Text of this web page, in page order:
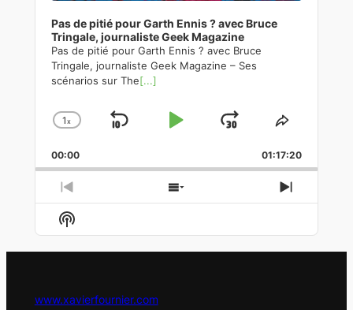
Pas de pitié pour Garth Ennis ? avec Bruce
Tringale, journaliste Geek Magazine
Pas de pitié pour Garth Ennis ? avec Bruce
Tringale, journaliste Geek Magazine – Ses
scénarios sur The[...]
Change
Rate
1x
Skip
Play
Jump
Forward
Share
Episode
00:00 01:17:20
Previous
Episode
Show
Episodes
Next
Episode
Show
Podcast
Information
www.xavierfournier.com